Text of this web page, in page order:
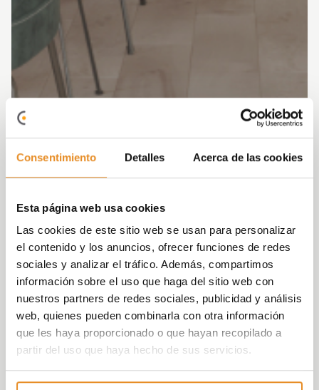
Consentimiento Detalles Acerca de las cookies
Esta página web usa cookies
Las cookies de este sitio web se usan para personalizar
el contenido y los anuncios, ofrecer funciones de redes
sociales y analizar el tráfico. Además, compartimos
información sobre el uso que haga del sitio web con
nuestros partners de redes sociales, publicidad y análisis
web, quienes pueden combinarla con otra información
que les haya proporcionado o que hayan recopilado a
partir del uso que haya hecho de sus servicios.